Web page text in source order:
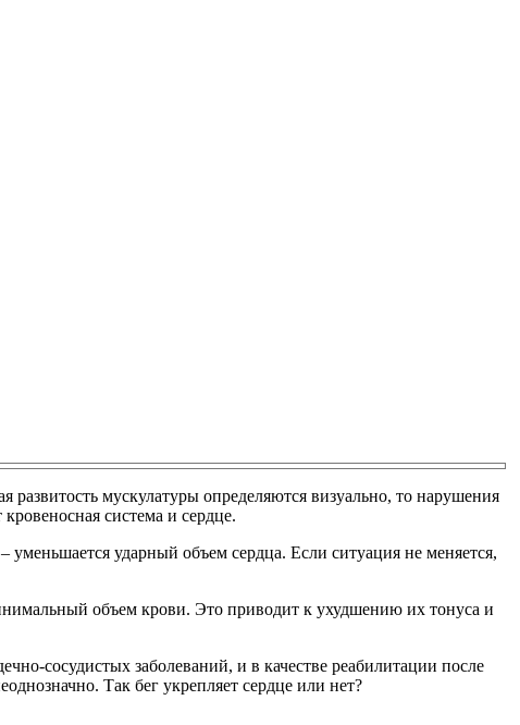
мускулатуры определяются визуально, то нарушения
система и сердце.
ударный объем сердца. Если ситуация не меняется,
объем крови. Это приводит к ухудшению их тонуса и
сосудистых заболеваний, и в качестве реабилитации после
Так бег укрепляет сердце или нет?